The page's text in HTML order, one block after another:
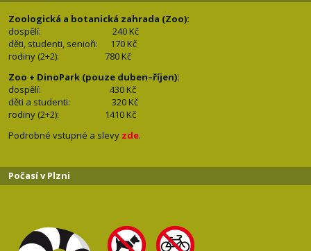
Zoologická a botanická zahrada (Zoo):
dospělí:
240 Kč
děti, studenti, senioři: 170 Kč
rodiny (2+2): 780 Kč
Zoo + DinoPark (pouze duben–říjen):
dospělí: 430 Kč
děti a studenti: 320 Kč
rodiny (2+2): 1410 Kč
Podrobné vstupné a slevy zde.
Počasí v Plzni